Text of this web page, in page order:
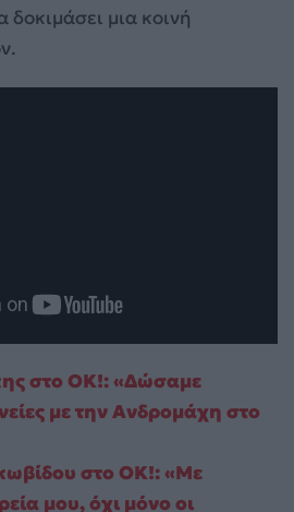
δοκιμάσει μια κοινή
στο ΟΚ!: «Δώσαμε
με την Ανδρομάχη στο
στο ΟΚ!: «Με
μου, όχι μόνο οι